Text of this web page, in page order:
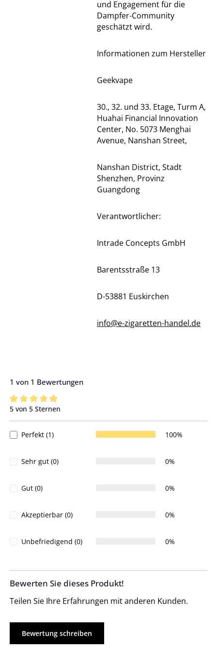
und Engagement für die
Dampfer-Community
geschätzt wird.
Informationen zum Hersteller
Geekvape
30., 32. und 33. Etage, Turm A,
Huahai Financial Innovation
Center, No. 5073 Menghai
Avenue, Nanshan Street,
Nanshan District, Stadt
Shenzhen, Provinz
Guangdong
Verantwortlicher:
Intrade Concepts GmbH
Barentsstraße 13
D-53881 Euskirchen
info@e-zigaretten-handel.de
1 von 1 Bewertungen
Durchschnittliche Bewertung von 5 von 5 Sternen
5 von 5 Sternen
Perfekt (1) 100%
Sehr gut (0) 0%
Gut (0) 0%
Akzeptierbar (0) 0%
Unbefriedigend (0) 0%
Bewerten Sie dieses Produkt!
Teilen Sie Ihre Erfahrungen mit anderen Kunden.
Bewertung schreiben